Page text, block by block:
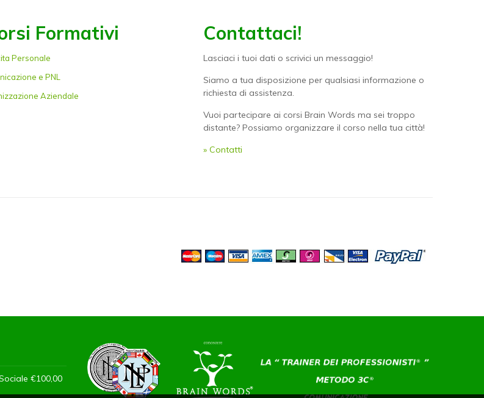
Formativi
Personale
e PNL
Aziendale
Contattaci!
Lasciaci i tuoi dati o scrivici un messaggio!
Siamo a tua disposizione per qualsiasi informazione o
richiesta di assistenza.
Vuoi partecipare ai corsi Brain Words ma sei troppo
distante? Possiamo organizzare il corso nella tua città!
» Contatti
€100,00